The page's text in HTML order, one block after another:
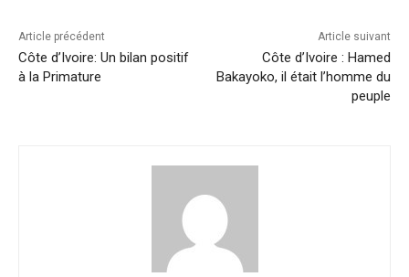
Article précédent
Côte d’Ivoire: Un bilan positif
à la Primature
Article suivant
Côte d’Ivoire : Hamed
Bakayoko, il était l’homme du
peuple